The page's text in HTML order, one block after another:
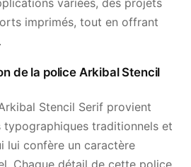
variées, des projets
imprimés, tout en offrant
de la police Arkibal Stencil
Stencil Serif provient
typographiques traditionnels et
lui confère un caractère
Chaque détail de cette police